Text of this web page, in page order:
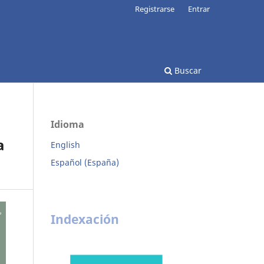
Buscar
Registrarse Entrar
Idioma
English
Español (España)
Indexación